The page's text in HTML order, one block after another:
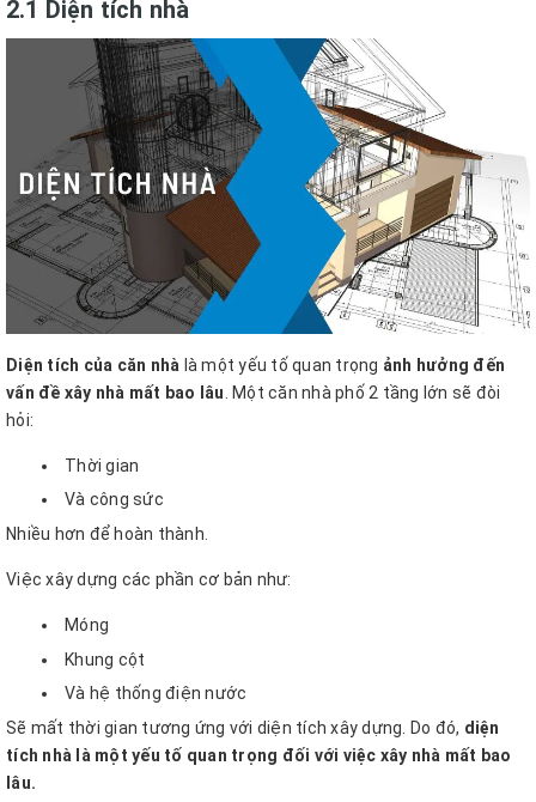
2.1 Diện tích nhà
Diện tích của căn nhà là một yếu tố quan trọng ảnh hưởng đến
vấn đề xây nhà mất bao lâu . Một căn nhà phố 2 tầng lớn sẽ đòi
hỏi:
Thời gian
Và công sức
Nhiều hơn để hoàn thành.
Việc xây dựng các phần cơ bản như:
Móng
Khung cột
Và hệ thống điện nước
Sẽ mất thời gian tương ứng với diện tích xây dựng. Do đó, diện
tích nhà là một yếu tố quan trọng đối với việc xây nhà mất bao
lâu.